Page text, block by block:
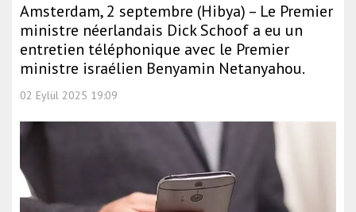
Amsterdam, 2 septembre (Hibya) – Le Premier
ministre néerlandais Dick Schoof a eu un
entretien téléphonique avec le Premier
ministre israélien Benyamin Netanyahou.
02 Eylül 2025 19:09